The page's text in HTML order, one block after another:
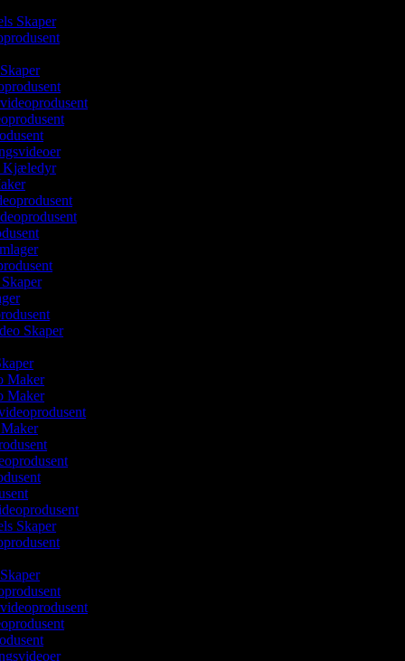
Skaper
Kjæledyr
Skaper
Maker
Maker
Maker
Skaper